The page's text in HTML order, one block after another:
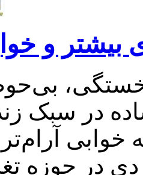
بیشتر و
در سبک
خوابی
در حوزه